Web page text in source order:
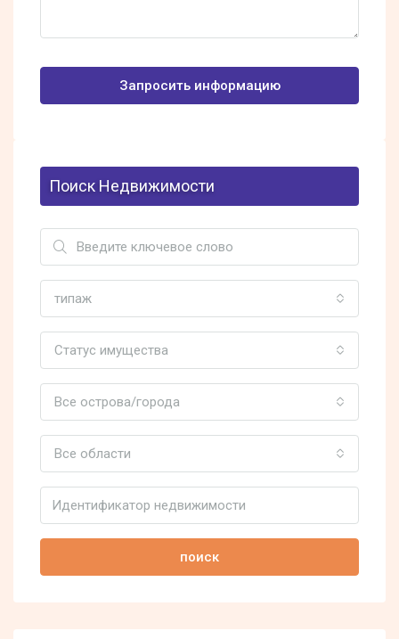
Запросить информацию
Поиск Недвижимости
типаж
Статус имущества
Все острова/города
Все области
поиск